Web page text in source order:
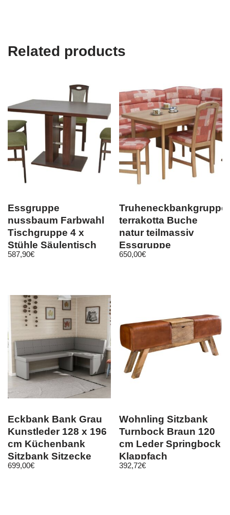
Related products
Essgruppe
nussbaum Farbwahl
Tischgruppe 4 x
Stühle Säulentisch
Esszimmergarnitur
587,90€
Truheneckbankgruppe
terrakotta Buche
natur teilmassiv
Essgruppe
Tischgruppe
650,00€
Eckbank Bank Grau
Kunstleder 128 x 196
cm Küchenbank
Sitzbank Sitzecke
Essecke
699,00€
Wohnling Sitzbank
Turnbock Braun 120
cm Leder Springbock
Klappfach
Turnhocker
392,72€